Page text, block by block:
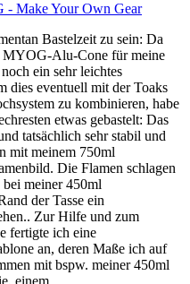
- Make Your Own Gear
Bastelzeit zu sein: Da
MYOG-Alu-Cone für meine
ein sehr leichtes
dies eventuell mit der Toaks
zu kombinieren, habe
etwas gebastelt: Das
tatsächlich sehr stabil und
mit meinem 750ml
Die Flamen schlagen
meiner 450ml
der Tasse ein
Zur Hilfe und zum
fertigte ich eine
an, deren Maße ich auf
mit bspw. meiner 450ml
einem